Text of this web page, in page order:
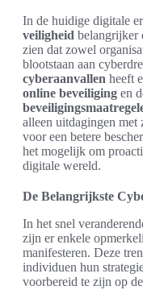
In de huidige digitale
veiligheid belangrijker
zien dat zowel
blootstaan aan
cyberaanvallen heeft
online beveiliging en
alleen uitdagingen met
voor een betere
het mogelijk om
digitale wereld.
De Belangrijkste
In het snel
zijn er enkele
manifesteren. Deze
individuen hun
voorbereid te zijn op